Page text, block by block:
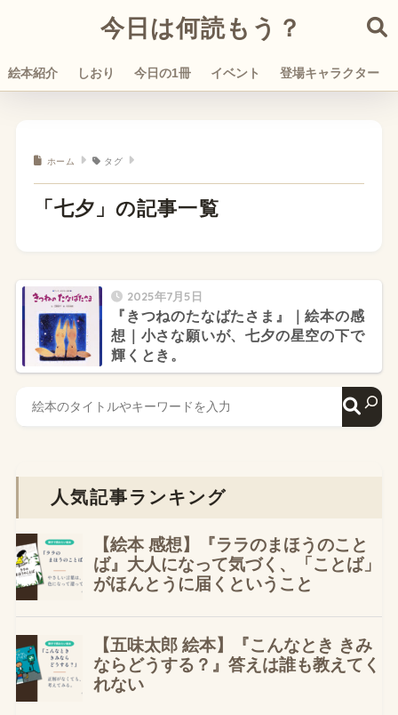
今日は何読もう？
絵本紹介 しおり 今日の1冊 イベント 登場キャラクター
ホーム タグ
「七夕」の記事一覧
2025年7月5日
『きつねのたなばたさま』｜絵本の感
想｜小さな願いが、七夕の星空の下で
輝くとき。
人気記事ランキング